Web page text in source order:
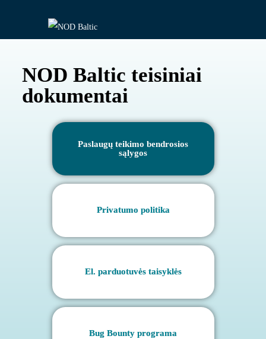
NOD Baltic teisiniai
dokumentai
Paslaugų teikimo bendrosios
sąlygos
Privatumo politika
El. parduotuvės taisyklės
Bug Bounty programa